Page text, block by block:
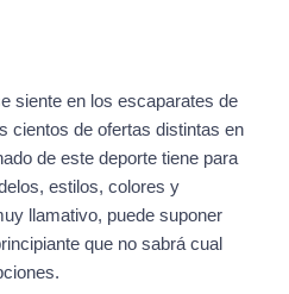
siente en los escaparates de
cientos de ofertas distintas en
de este deporte tiene para
estilos, colores y
llamativo, puede suponer
que no sabrá cual